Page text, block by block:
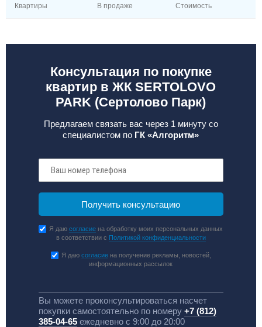
Квартиры В продаже Стоимость
Консультация по покупке
квартир в ЖК SERTOLOVO
PARK (Сертолово Парк)
Предлагаем связать вас через 1 минуту со
специалистом по ГК «Алгоритм»
Я даюсогласие на обработку моих персональных данных
в соответствии с Политикой конфиденциальности
Я даю согласиена получение рекламы, новостей,
информационных рассылок
Вы можете проконсультироваться насчет
покупки самостоятельно по номеру +7 (812)
385-04-65ежедневно с 9:00 до 20:00